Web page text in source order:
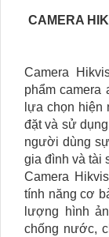
CAMERA
Camera
phẩm
lựa chọn hiện
đặt và sử
người dùng
gia đình và tài
Camera
tính năng cơ
lượng hình
chống nước,